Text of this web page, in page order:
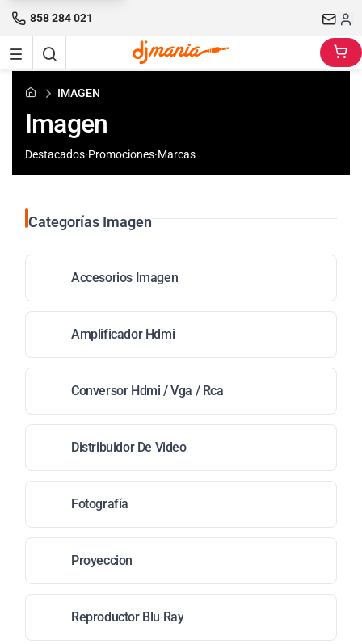
858 284 021
IMAGEN
Imagen
Destacados·Promociones·Marcas
Categorías Imagen
Accesorios Imagen
Amplificador Hdmi
Conversor Hdmi / Vga / Rca
Distribuidor De Video
Fotografía
Proyeccion
Reproductor Blu Ray